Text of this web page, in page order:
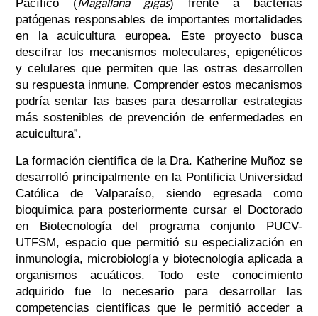
Pacífico (
) frente a bacterias
patógenas responsables de importantes mortalidades
en la acuicultura europea. Este proyecto busca
descifrar los mecanismos moleculares, epigenéticos
y celulares que permiten que las ostras desarrollen
su respuesta inmune. Comprender estos mecanismos
podría sentar las bases para desarrollar estrategias
más sostenibles de prevención de enfermedades en
acuicultura”.
La formación científica de la Dra. Katherine Muñoz se
desarrolló principalmente en la Pontificia Universidad
Católica de Valparaíso, siendo egresada como
bioquímica para posteriormente cursar el Doctorado
en Biotecnología del programa conjunto PUCV-
UTFSM, espacio que permitió su especialización en
inmunología, microbiología y biotecnología aplicada a
organismos acuáticos. Todo este conocimiento
adquirido fue lo necesario para desarrollar las
competencias científicas que le permitió acceder a